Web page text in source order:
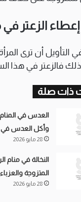
الزعتر في
التأويل أن ترى
فالزعتر في هذا
ذات صلة
العدس في
وأكل العدس في
28 مايو 2026
النخالة في منام
المتزوجة والعزباء
28 مايو 2026